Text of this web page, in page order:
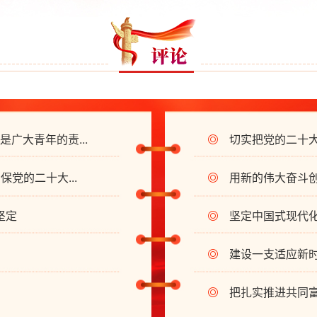
广大青年的责... 切实把党的二十
党的二十大... 用新的伟大奋斗
定 坚定中国式现代
建设一支适应新
把扎实推进共同
湖北省住建厅机关后勤服